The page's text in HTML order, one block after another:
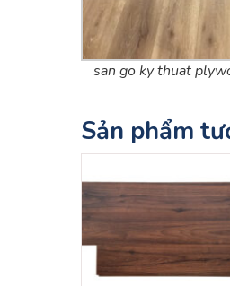
san go ky thuat
Sản phẩm